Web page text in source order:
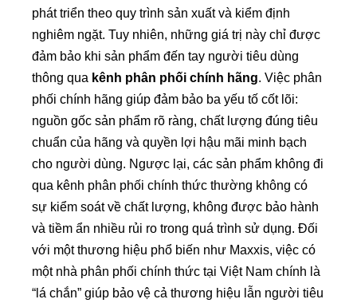
phát triển theo quy trình sản xuất và kiểm định
nghiêm ngặt. Tuy nhiên, những giá trị này chỉ được
đảm bảo khi sản phẩm đến tay người tiêu dùng
thông qua kênh phân phối chính hãng. Việc phân
phối chính hãng giúp đảm bảo ba yếu tố cốt lõi:
nguồn gốc sản phẩm rõ ràng, chất lượng đúng tiêu
chuẩn của hãng và quyền lợi hậu mãi minh bạch
cho người dùng. Ngược lại, các sản phẩm không đi
qua kênh phân phối chính thức thường không có
sự kiểm soát về chất lượng, không được bảo hành
và tiềm ẩn nhiều rủi ro trong quá trình sử dụng. Đối
với một thương hiệu phổ biến như Maxxis, việc có
một nhà phân phối chính thức tại Việt Nam chính là
“lá chắn” giúp bảo vệ cả thương hiệu lẫn người tiêu